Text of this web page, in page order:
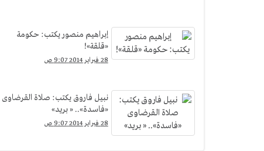
إبراهيم منصور يكتب: حكومة
«قلقة»!
28 فبراير 2014 9:07 ص
نبيل فاروق يكتب: صلاة القرضاوى
«فاسدة».. « بريد»
28 فبراير 2014 9:07 ص